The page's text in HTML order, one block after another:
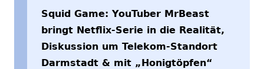
Squid Game: YouTuber MrBeast
bringt Netflix-Serie in die Realität,
Diskussion um Telekom-Standort
Darmstadt & mit „Honigtöpfen“